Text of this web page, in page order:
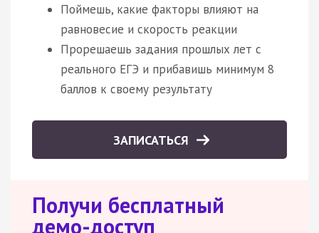
Поймешь, какие факторы влияют на
равновесие и скорость реакции
Прорешаешь задания прошлых лет с
реального ЕГЭ и прибавишь минимум 8
баллов к своему результату
ЗАПИСАТЬСЯ
Получи бесплатный
демо-доступ